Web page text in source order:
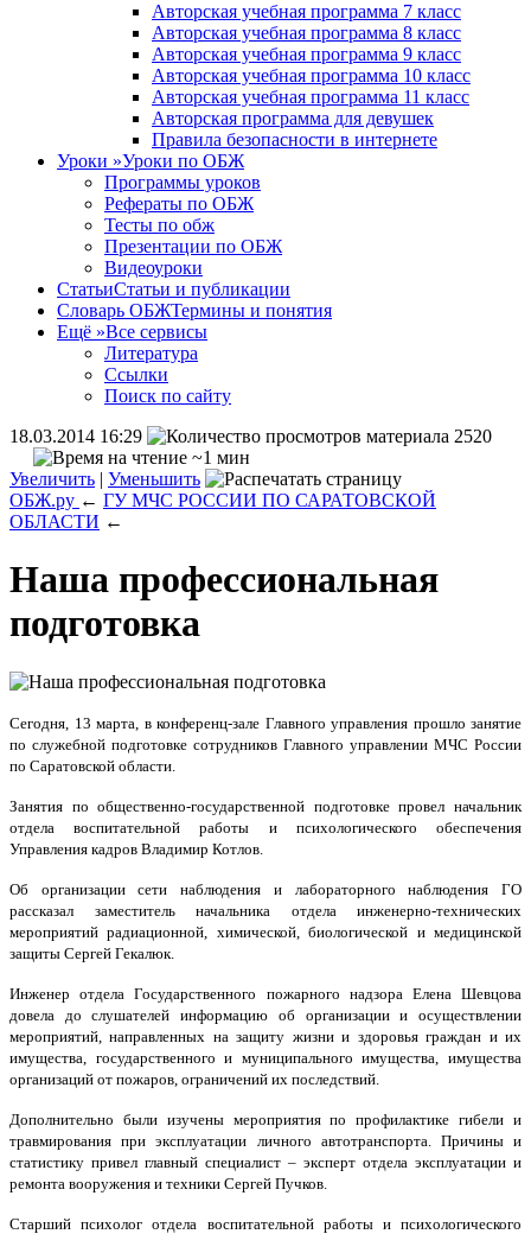
Авторская учебная программа 7 класс
Авторская учебная программа 8 класс
Авторская учебная программа 9 класс
Авторская учебная программа 10 класс
Авторская учебная программа 11 класс
Авторская программа для девушек
Правила безопасности в интернете
Уроки »Уроки по ОБЖ
Программы уроков
Рефераты по ОБЖ
Тесты по обж
Презентации по ОБЖ
Видеоуроки
СтатьиСтатьи и публикации
Словарь ОБЖТермины и понятия
Ещё »Все сервисы
Литература
Ссылки
Поиск по сайту
18.03.2014 16:29
2520
~1 мин
Увеличить | Уменьшить
ОБЖ.ру ← ГУ МЧС РОССИИ ПО САРАТОВСКОЙ
ОБЛАСТИ ←
Наша профессиональная
подготовка
Сегодня, 13 марта, в конференц-зале Главного управления прошло занятие
по служебной подготовке сотрудников Главного управлении МЧС России
по Саратовской области.
Занятия по общественно-государственной подготовке провел начальник
отдела воспитательной работы и психологического обеспечения
Управления кадров Владимир Котлов.
Об организации сети наблюдения и лабораторного наблюдения ГО
рассказал заместитель начальника отдела инженерно-технических
мероприятий радиационной, химической, биологической и медицинской
защиты Сергей Гекалюк.
Инженер отдела Государственного пожарного надзора Елена Шевцова
довела до слушателей информацию об организации и осуществлении
мероприятий, направленных на защиту жизни и здоровья граждан и их
имущества, государственного и муниципального имущества, имущества
организаций от пожаров, ограничений их последствий.
Дополнительно были изучены мероприятия по профилактике гибели и
травмирования при эксплуатации личного автотранспорта. Причины и
статистику привел главный специалист – эксперт отдела эксплуатации и
ремонта вооружения и техники Сергей Пучков.
Старший психолог отдела воспитательной работы и психологического